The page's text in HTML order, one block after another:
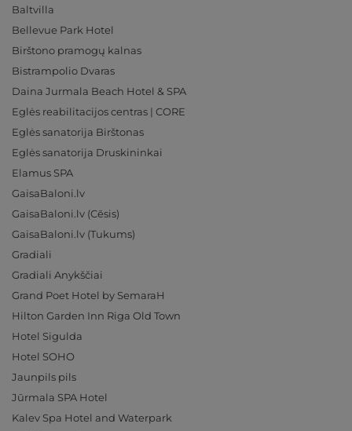
Baltvilla
Bellevue Park Hotel
Birštono pramogų kalnas
Bistrampolio Dvaras
Daina Jurmala Beach Hotel & SPA
Eglės reabilitacijos centras | CORE
Eglės sanatorija Birštonas
Eglės sanatorija Druskininkai
Elamus SPA
GaisaBaloni.lv
GaisaBaloni.lv (Cēsis)
GaisaBaloni.lv (Tukums)
Gradiali
Gradiali Anykščiai
Grand Poet Hotel by SemaraH
Hilton Garden Inn Riga Old Town
Hotel Sigulda
Hotel SOHO
Jaunpils pils
Jūrmala SPA Hotel
Kalev Spa Hotel and Waterpark